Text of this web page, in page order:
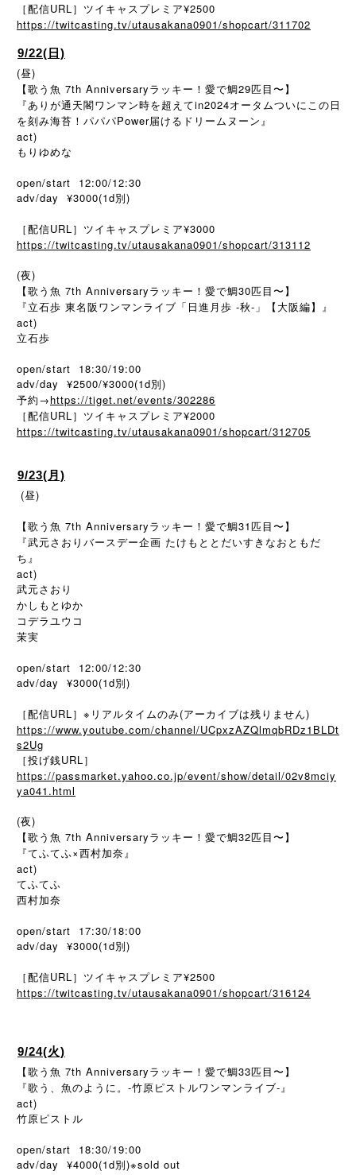
［配信URL］ツイキャスプレミア¥2500
https://twitcasting.tv/utausakana0901/shopcart/311702
9/22(日)
(昼)
【歌う魚 7th Anniversaryラッキー！愛で鯛29匹目〜】
『ありが通天閣ワンマン時を超えてin2024オータムついにこの日
を刻み海苔！パパパPower届けるドリームヌーン』
act)
もりゆめな
open/start 12:00/12:30
adv/day ¥3000(1d別)
［配信URL］ツイキャスプレミア¥3000
https://twitcasting.tv/utausakana0901/shopcart/313112
(夜)
【歌う魚 7th Anniversaryラッキー！愛で鯛30匹目〜】
『立石歩 東名阪ワンマンライブ「日進月歩 -秋-」【大阪編】』
act)
立石歩
open/start 18:30/19:00
adv/day ¥2500/¥3000(1d別)
予約→https://tiget.net/events/302286
［配信URL］ツイキャスプレミア¥2000
https://twitcasting.tv/utausakana0901/shopcart/312705
9/23(月)
(昼)
【歌う魚 7th Anniversaryラッキー！愛で鯛31匹目〜】
『武元さおりバースデー企画 たけもととだいすきなおともだ
ち』
act)
武元さおり
かしもとゆか
コデラユウコ
茉実
open/start 12:00/12:30
adv/day ¥3000(1d別)
［配信URL］※リアルタイムのみ(アーカイブは残りません)
https://www.youtube.com/channel/UCpxzAZQlmqbRDz1BLDt
s2Ug
［投げ銭URL］
https://passmarket.yahoo.co.jp/event/show/detail/02v8mciy
ya041.html
(夜)
【歌う魚 7th Anniversaryラッキー！愛で鯛32匹目〜】
『てふてふ×西村加奈』
act)
てふてふ
西村加奈
open/start 17:30/18:00
adv/day ¥3000(1d別)
［配信URL］ツイキャスプレミア¥2500
https://twitcasting.tv/utausakana0901/shopcart/316124
9/24(火)
【歌う魚 7th Anniversaryラッキー！愛で鯛33匹目〜】
『歌う、魚のように。-竹原ピストルワンマンライブ-』
act)
竹原ピストル
open/start 18:30/19:00
adv/day ¥4000(1d別)※sold out